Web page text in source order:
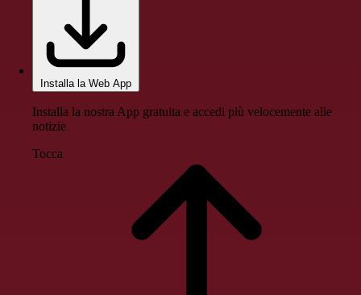
Installa la Web App
Installa la nostra App gratuita e accedi più velocemente alle
notizie
Tocca